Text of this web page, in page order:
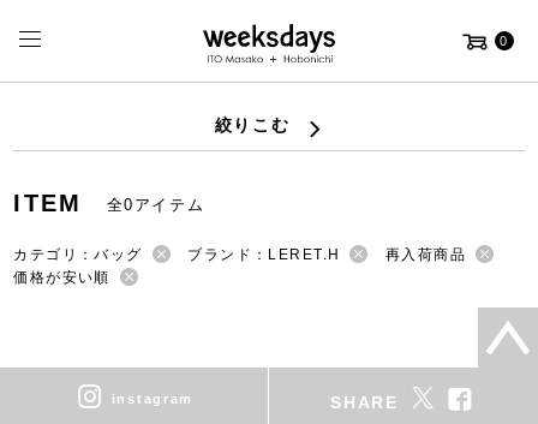
0
絞りこむ
ITEM 全0アイテム
カテゴリ：バッグ ブランド：LERET.H
再入荷商品
価格が安い順
instagram SHARE